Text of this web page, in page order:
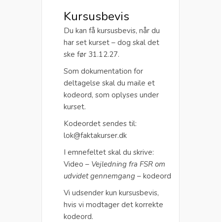
Kursusbevis
Du kan få kursusbevis, når du
har set kurset – dog skal det
ske før 31.12.27.
Som dokumentation for
deltagelse skal du maile et
kodeord, som oplyses under
kurset.
Kodeordet sendes til:
lok@faktakurser.dk
I emnefeltet skal du skrive:
Video – Vejledning fra FSR om
udvidet gennemgang – kodeord
Vi udsender kun kursusbevis,
hvis vi modtager det korrekte
kodeord.